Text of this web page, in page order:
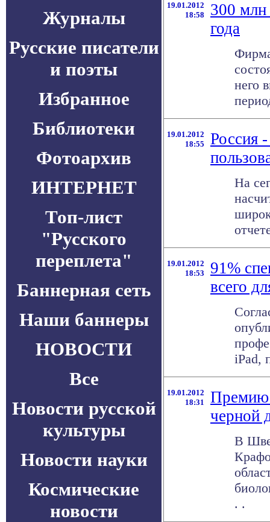
Журналы
Русские писатели
и поэты
Избранное
Библиотеки
Фотоархив
ИНТЕРНЕТ
Топ-лист
"Русского
переплета"
Баннерная сеть
Наши баннеры
НОВОСТИ
Все
Новости русской
культуры
Новости науки
Космические
новости
19.01.2012
18:58
300 млн
года
него
19.01.2012
18:55
Россия
На
19.01.2012
18:53
91%
всего
iPad,
19.01.2012
18:31
Премию
черной
В
. .